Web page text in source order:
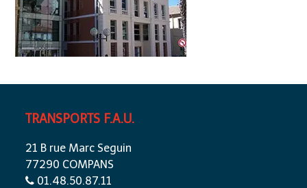
TRANSPORTS F.A.U.
21 B rue Marc Seguin
77290 COMPANS
01.48.50.87.11